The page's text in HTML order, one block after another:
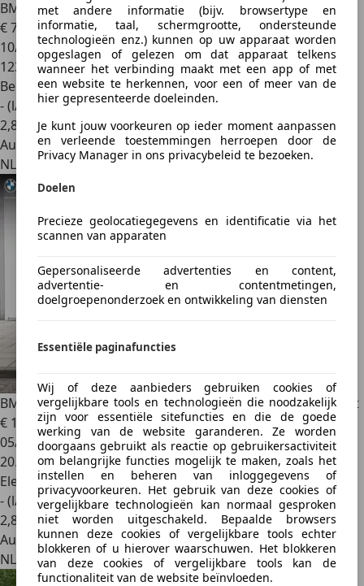
met andere informatie (bijv. browsertype en
informatie, taal, schermgrootte, ondersteunde
technologieën enz.) kunnen op uw apparaat worden
opgeslagen of gelezen om dat apparaat telkens
wanneer het verbinding maakt met een app of met
een website te herkennen, voor een of meer van de
hier gepresenteerde doeleinden.
Je kunt jouw voorkeuren op ieder moment aanpassen
en verleende toestemmingen herroepen door de
Privacy Manager in ons privacybeleid te bezoeken.
Doelen
Precieze geolocatiegegevens en identificatie via het
scannen van apparaten
Gepersonaliseerde advertenties en content,
advertentie- en contentmetingen,
doelgroepenonderzoek en ontwikkeling van diensten
Essentiële paginafuncties
Wij of deze aanbieders gebruiken cookies of
vergelijkbare tools en technologieën die noodzakelijk
zijn voor essentiële sitefuncties en die de goede
werking van de website garanderen. Ze worden
doorgaans gebruikt als reactie op gebruikersactiviteit
om belangrijke functies mogelijk te maken, zoals het
instellen en beheren van inloggegevens of
privacyvoorkeuren. Het gebruik van deze cookies of
vergelijkbare technologieën kan normaal gesproken
niet worden uitgeschakeld. Bepaalde browsers
kunnen deze cookies of vergelijkbare tools echter
blokkeren of u hierover waarschuwen. Het blokkeren
van deze cookies of vergelijkbare tools kan de
functionaliteit van de website beïnvloeden.
BMW M5E60
€ 77.450
10/2010
123.785 km
Benzine
- (l/100 km)
2,8
Autobedrijf
NL 8105 RV
BMW M5Touring M5 / Bowers & Wilkins / Driving Assistant
€ 117.9001
05/2025
20.465 km
Elektro/Benzine
- (l/100 km)
2,8
Autobedrijf
NL 1216 SK